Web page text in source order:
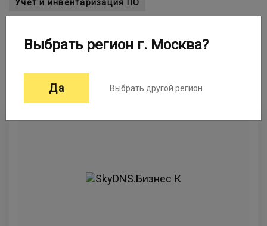
Учет и инвентаризация ПО
Администрирование ПО Хостинг сервера
Выбрать регион г. Москва?
Да Выбрать другой регион